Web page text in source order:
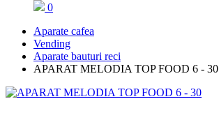
0
Aparate cafea
Vending
Aparate bauturi reci
APARAT MELODIA TOP FOOD 6 - 30